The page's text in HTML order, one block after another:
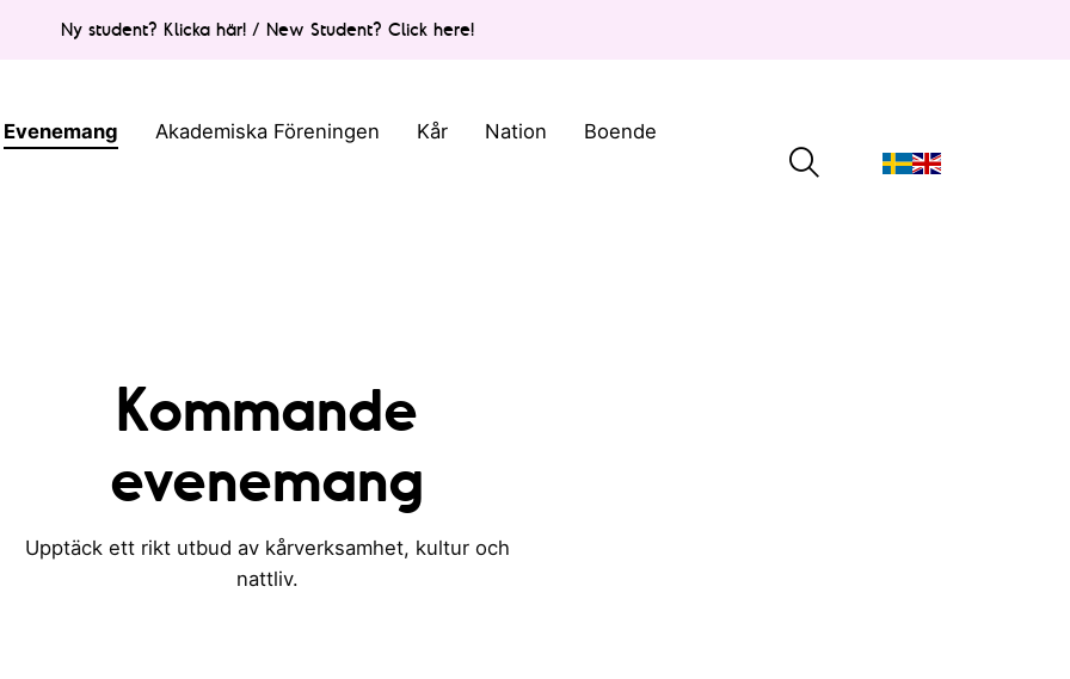
Ny student? Klicka här! / New Student? Click here!
Evenemang Akademiska Föreningen Kår Nation Boende
Kommande
evenemang
Upptäck ett rikt utbud av kårverksamhet, kultur och
nattliv.